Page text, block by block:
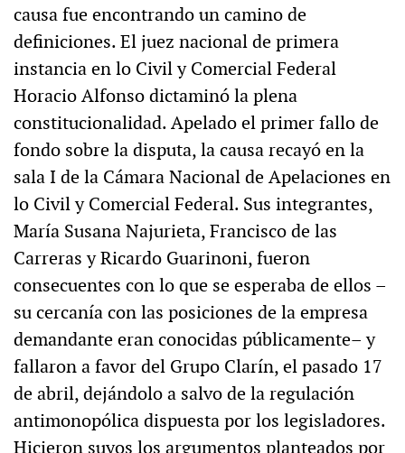
causa fue encontrando un camino de
definiciones. El juez nacional de primera
instancia en lo Civil y Comercial Federal
Horacio Alfonso dictaminó la plena
constitucionalidad. Apelado el primer fallo de
fondo sobre la disputa, la causa recayó en la
sala I de la Cámara Nacional de Apelaciones en
lo Civil y Comercial Federal. Sus integrantes,
María Susana Najurieta, Francisco de las
Carreras y Ricardo Guarinoni, fueron
consecuentes con lo que se esperaba de ellos –
su cercanía con las posiciones de la empresa
demandante eran conocidas públicamente– y
fallaron a favor del Grupo Clarín, el pasado 17
de abril, dejándolo a salvo de la regulación
antimonopólica dispuesta por los legisladores.
Hicieron suyos los argumentos planteados por